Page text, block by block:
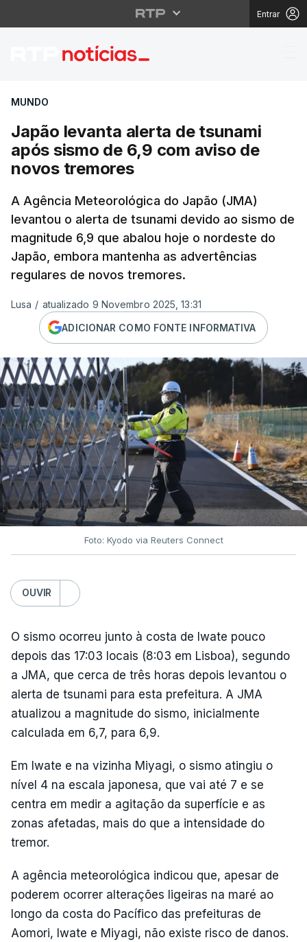
Entrar
Japão levanta alerta
MUNDO
Japão levanta alerta de tsunami
após sismo de 6,9 com aviso de
novos tremores
A Agência Meteorológica do Japão (JMA)
levantou o alerta de tsunami devido ao sismo de
magnitude 6,9 que abalou hoje o nordeste do
Japão, embora mantenha as advertências
regulares de novos tremores.
Lusa / atualizado 9 Novembro 2025, 13:31
ADICIONAR COMO FONTE INFORMATIVA
Foto: Kyodo via Reuters Connect
OUVIR
O sismo ocorreu junto à costa de Iwate pouco
depois das 17:03 locais (8:03 em Lisboa), segundo
a JMA, que cerca de três horas depois levantou o
alerta de tsunami para esta prefeitura. A JMA
atualizou a magnitude do sismo, inicialmente
calculada em 6,7, para 6,9.
Em Iwate e na vizinha Miyagi, o sismo atingiu o
nível 4 na escala japonesa, que vai até 7 e se
centra em medir a agitação da superfície e as
zonas afetadas, mais do que a intensidade do
tremor.
A agência meteorológica indicou que, apesar de
poderem ocorrer alterações ligeiras na maré ao
longo da costa do Pacífico das prefeituras de
Aomori, Iwate e Miyagi, não existe risco de danos.